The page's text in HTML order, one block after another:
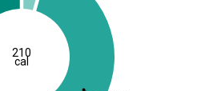
210
cal